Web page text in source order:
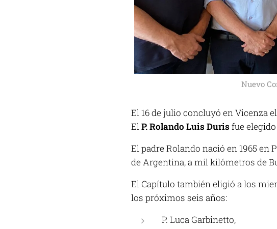
Nuevo
El 16 de julio concluyó en Vicenza
El P. Rolando Luis Duris fue
El padre Rolando nació en 1965 en
de Argentina, a mil kilómetros de
El Capítulo también eligió a los
los próximos seis años:
P. Luca Garbinetto,